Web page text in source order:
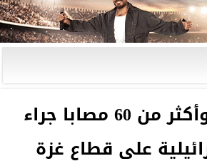
11 شهيدا وأكثر من 60 مصابا جراء
على قطاع غزة